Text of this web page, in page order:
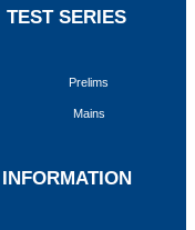
TEST SERIES
Prelims
Mains
INFORMATION